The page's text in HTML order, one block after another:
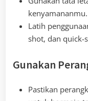
kenyamananmu.
Latih
shot, dan quick-
Gunakan
Pastikan